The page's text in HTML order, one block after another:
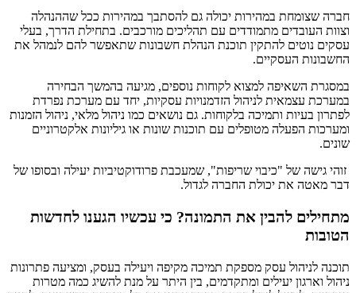
חברה שצומחת במהירות יכולה גם להסתבך במהירות ככל שההנהלה
וצוות העובדים מתמודדים עם תהליכים מורכבים. בתחילת הדרך, בעלי
עסקים נוטים להתקין תוכנת הנהלת חשבונות שתאפשר להם לנמהל את
החשבונות העסקיים.
במסגרת השאיפה למצוא לקוחות נוספים, מגיעה בהמשך הבחירה
במערכת עצמאית לניהול הזדמנויות עסקיות, יחד עם מערכת נפרדת
לפתרון בעיות ותמיכה בלקוחות. גם נושאים כמו ניהול מלאי, ניהול הזמנות
ומערכות הפעלה מטופלים עם תוכנות שונות או גיליונות אלקטרוניים
שונים.
זוהי גישה של "כיבוי שריפות", שמעכבת פרודוקטיביות יעילה ובסופו של
דבר מאטה את יכולת החברה לגדול.
מתחילים להבין את התמונה? כי עכשיו הגענו לחדשות
הטובות
תוכנה לניהול עסק מספקת תמיכה מקיפה ויעילה בעסק, ומציעה פתרונות
ניהול וארגון יעילים ומתקדמים, בין היתר על מנת להשיג כמה מטרות